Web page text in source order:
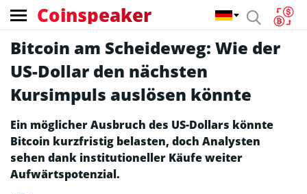
Coinspeaker
Bitcoin am Scheideweg: Wie der
US-Dollar den nächsten
Kursimpuls auslösen könnte
Ein möglicher Ausbruch des US-Dollars könnte
Bitcoin kurzfristig belasten, doch Analysten
sehen dank institutioneller Käufe weiter
Aufwärtspotenzial.